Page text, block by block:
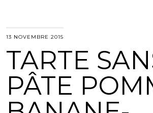
13 NOVEMBRE 2015
TARTE
PÂTE